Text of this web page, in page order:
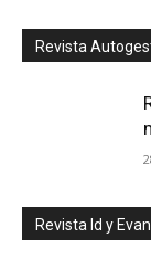
Revista
Revista Id y